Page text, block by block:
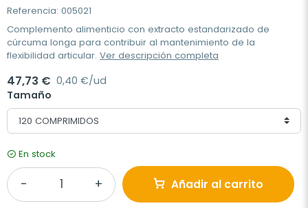
Referencia: 005021
Complemento alimenticio con extracto estandarizado de
cúrcuma longa para contribuir al mantenimiento de la
flexibilidad articular. Ver descripción completa
47,73 € 0,40 €/ud
Tamaño
En stock
Añadir al carrito